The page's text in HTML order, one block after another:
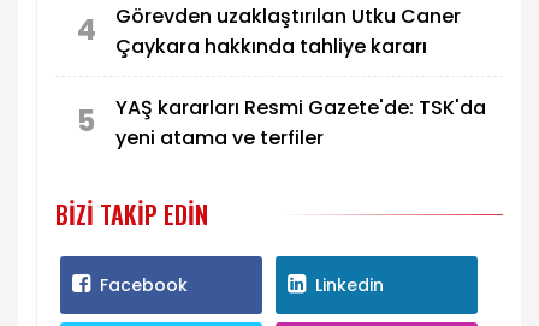
4
Görevden uzaklaştırılan Utku Caner
Çaykara hakkında tahliye kararı
5
YAŞ kararları Resmi Gazete'de: TSK'da
yeni atama ve terfiler
BIZI TAKIP EDIN
Facebook Linkedin